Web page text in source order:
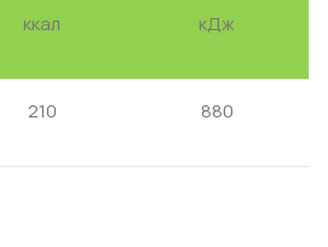
ккал кДж
210 880